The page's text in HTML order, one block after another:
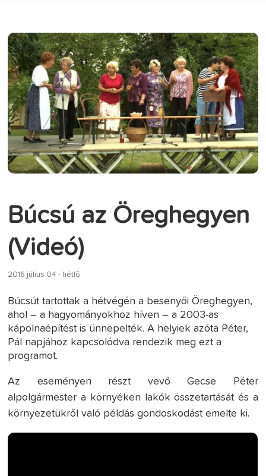
Búcsú az Öreghegyen
(Videó)
2016 július 04 - hétfő
Búcsút tartottak a hétvégén a besenyői Öreghegyen,
ahol – a hagyományokhoz híven – a 2003-as
kápolnaépítést is ünnepelték. A helyiek azóta Péter,
Pál napjához kapcsolódva rendezik meg ezt a
programot.
Az eseményen részt vevő Gecse Péter
alpolgármester a környéken lakók összetartását és a
környezetükről való példás gondoskodást emelte ki.